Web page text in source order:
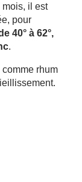
il est
pour
40° à 62°,
.
rhum